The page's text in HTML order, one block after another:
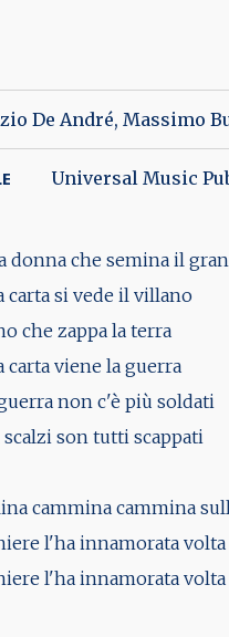
De André, Massimo
Universal Music
donna che semina il
carta si vede il villano
che zappa la terra
carta viene la guerra
non c'è più soldati
scalzi son tutti scappati
cammina cammina
l'ha innamorata
l'ha innamorata